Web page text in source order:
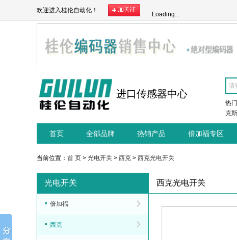
欢迎进入桂伦自动化！
Loading...
进口传感器中心
热
克
首页 全部品牌 热销产品 倍加福专区
当前位置： 首 页 > 光电开关 > 西克 > 西克光电开关
光电开关
倍加福
西克
西克光电开关